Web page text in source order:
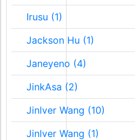
Irusu (1)
Jackson Hu (1)
Janeyeno (4)
JinkAsa (2)
Jinlver Wang (10)
Jinlver Wang (1)